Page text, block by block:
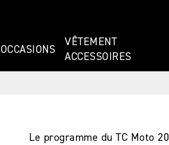
OCCASIONS
VÊTEMENT
ACCESSOIRES
Le programme du TC Moto